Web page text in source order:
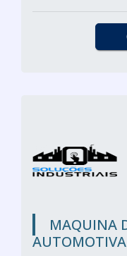
MAQUINA
AUTOMOTIVA